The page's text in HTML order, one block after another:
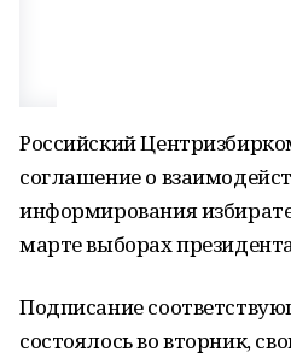
Российский
соглашение о
информирования
марте выборах
Подписание
состоялось во вторник,